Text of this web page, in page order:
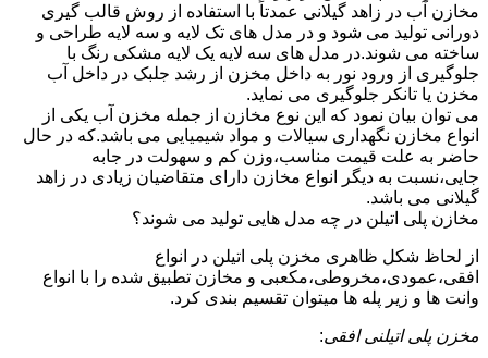
مخازن آب در زاهد گیلانی عمدتاً با استفاده از روش قالب گیری
دورانی تولید می شود و در مدل های تک لایه و سه لایه طراحی و
ساخته می شوند.در مدل های سه لایه یک لایه مشکی رنگ با
جلوگیری از ورود نور به داخل مخزن از رشد جلبک در داخل آب
مخزن یا تانکر جلوگیری می نماید.
می توان بیان نمود که این نوع مخازن از جمله مخزن آب یکی از
انواع مخازن نگهداری سیالات و مواد شیمیایی می باشد.که در حال
حاضر به علت قیمت مناسب،وزن کم و سهولت در جابه
جایی،نسبت به دیگر انواع مخازن دارای متقاضیان زیادی در زاهد
گیلانی می باشد.
مخازن پلی اتیلن در چه مدل هایی تولید می شوند؟
از لحاظ شکل ظاهری مخزن پلی اتیلن در انواع
افقی،عمودی،مخروطی،مکعبی و مخازن تطبیق شده را با انواع
وانت ها و زیر پله ها میتوان تقسیم بندی کرد.
مخزن پلی اتیلنی افقی: